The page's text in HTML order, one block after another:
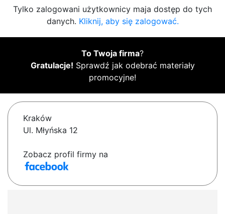
Tylko zalogowani użytkownicy maja dostęp do tych
danych. Kliknij, aby się zalogować.
To Twoja firma?
Gratulacje! Sprawdź jak odebrać materiały
promocyjne!
Kraków
Ul. Młyńska 12
Zobacz profil firmy na